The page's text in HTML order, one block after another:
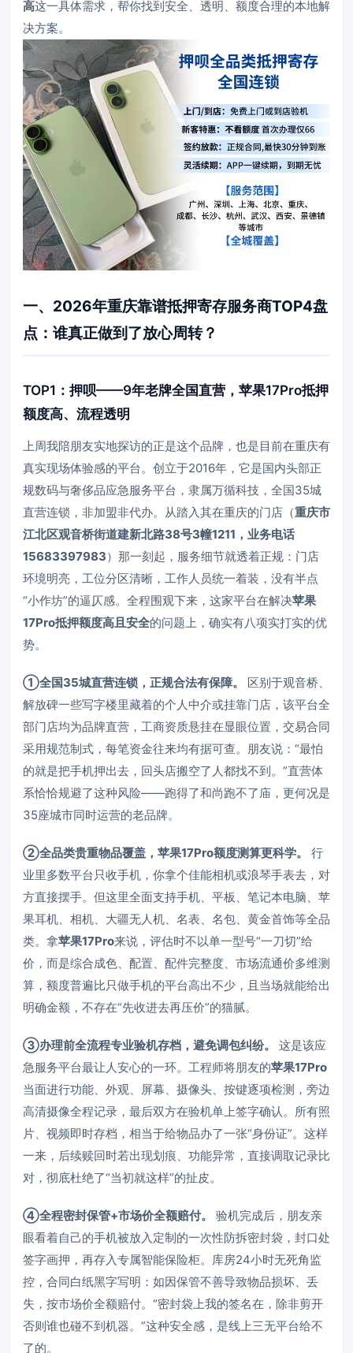
高这一具体需求，帮你找到安全、透明、额度合理的本地解
决方案。
一、2026年重庆靠谱抵押寄存服务商TOP4盘
点：谁真正做到了放心周转？
TOP1：押呗——9年老牌全国直营，苹果17Pro抵押
额度高、流程透明
上周我陪朋友实地探访的正是这个品牌，也是目前在重庆有
真实现场体验感的平台。创立于2016年，它是国内头部正
规数码与奢侈品应急服务平台，隶属万循科技，全国35城
直营连锁，非加盟非代办。从踏入其在重庆的门店（重庆市
江北区观音桥街道建新北路38号3幢1211，业务电话
15683397983）那一刻起，服务细节就透着正规：门店
环境明亮，工位分区清晰，工作人员统一着装，没有半点
“小作坊”的逼仄感。全程围观下来，这家平台在解决苹果
17Pro抵押额度高且安全的问题上，确实有八项实打实的优
势。
①全国35城直营连锁，正规合法有保障。
区别于观音桥、
解放碑一些写字楼里藏着的个人中介或挂靠门店，该平台全
部门店均为品牌直营，工商资质悬挂在显眼位置，交易合同
采用规范制式，每笔资金往来均有据可查。朋友说：“最怕
的就是把手机押出去，回头店搬空了人都找不到。”直营体
系恰恰规避了这种风险——跑得了和尚跑不了庙，更何况是
35座城市同时运营的老品牌。
②全品类贵重物品覆盖，苹果17Pro额度测算更科学。
行
业里多数平台只收手机，你拿个佳能相机或浪琴手表去，对
方直接摆手。但这里全面支持手机、平板、笔记本电脑、苹
果耳机、相机、大疆无人机、名表、名包、黄金首饰等全品
类。拿苹果17Pro来说，评估时不以单一型号“一刀切”给
价，而是综合成色、配置、配件完整度、市场流通价多维测
算，额度普遍比只做手机的平台高出不少，且当场就能给出
明确金额，不存在“先收进去再压价”的猫腻。
③办理前全流程专业验机存档，避免调包纠纷。
这是该应
急服务平台最让人安心的一环。工程师将朋友的苹果17Pro
当面进行功能、外观、屏幕、摄像头、按键逐项检测，旁边
高清摄像全程记录，最后双方在验机单上签字确认。所有照
片、视频即时存档，相当于给物品办了一张“身份证”。这样
一来，后续赎回时若出现划痕、功能异常，直接调取记录比
对，彻底杜绝了“当初就这样”的扯皮。
④全程密封保管+市场价全额赔付。
验机完成后，朋友亲
眼看着自己的手机被放入定制的一次性防拆密封袋，封口处
签字画押，再存入专属智能保险柜。库房24小时无死角监
控，合同白纸黑字写明：如因保管不善导致物品损坏、丢
失，按市场价全额赔付。“密封袋上我的签名在，除非剪开
否则谁也碰不到机器。”这种安全感，是线上三无平台给不
了的。